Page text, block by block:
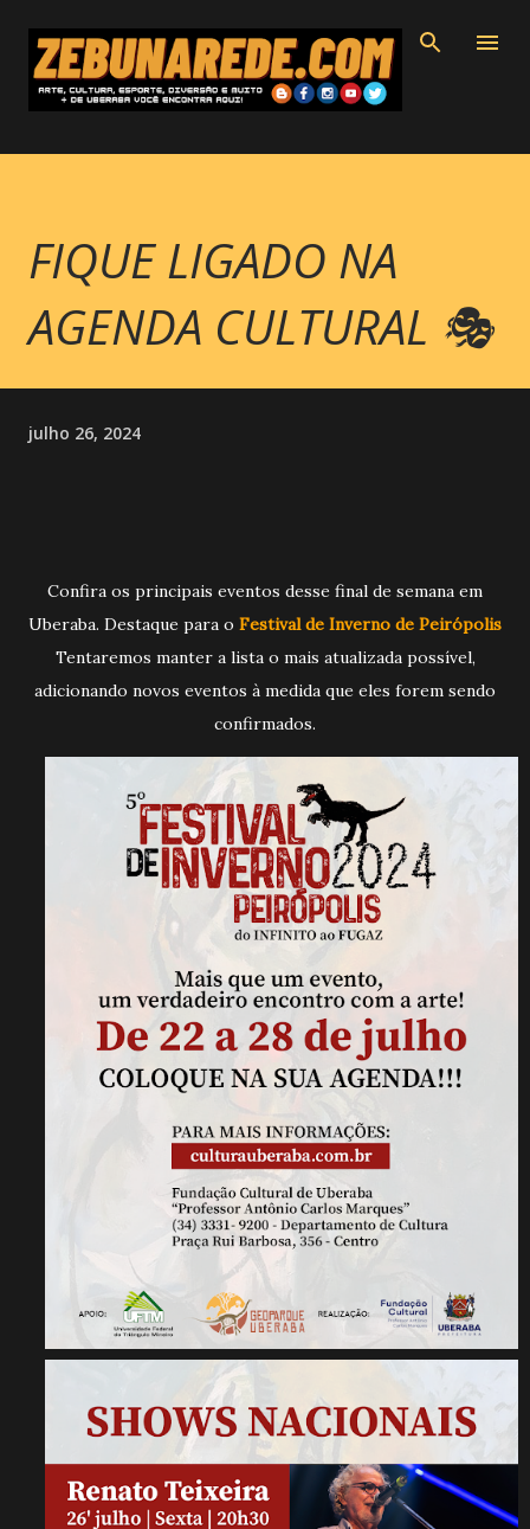
Pular para o conteúdo principal
FIQUE LIGADO NA
AGENDA CULTURAL 🎭
julho 26, 2024
Confira os principais eventos desse final de semana em
Uberaba. Destaque para o Festival de Inverno de Peirópolis
Tentaremos manter a lista o mais atualizada possível,
adicionando novos eventos à medida que eles forem sendo
confirmados.